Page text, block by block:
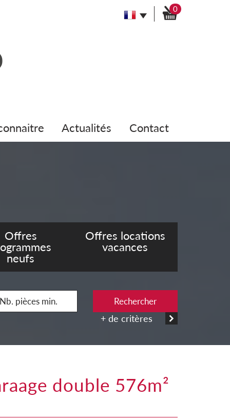
0
actualités contact
Offres
neufs
Offres locations
vacances
Rechercher
+ de critères